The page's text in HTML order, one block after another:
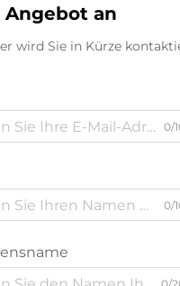
Angebot an
wird Sie in Kürze
0/
0/